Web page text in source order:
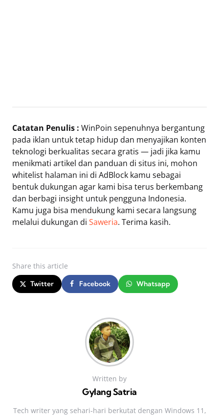
Catatan Penulis : WinPoin sepenuhnya bergantung
pada iklan untuk tetap hidup dan menyajikan konten
teknologi berkualitas secara gratis — jadi jika kamu
menikmati artikel dan panduan di situs ini, mohon
whitelist halaman ini di AdBlock kamu sebagai
bentuk dukungan agar kami bisa terus berkembang
dan berbagi insight untuk pengguna Indonesia.
Kamu juga bisa mendukung kami secara langsung
melalui dukungan di Saweria. Terima kasih.
Share this article
Twitter Facebook Whatsapp
Written by
Gylang Satria
Tech writer yang sehari‑hari berkutat dengan Windows 11,